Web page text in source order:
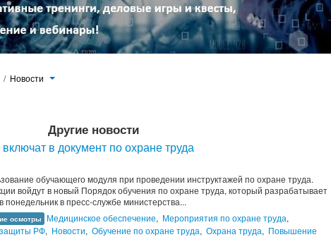
/ Новости
Другие новости
в документ по охране труда
обучающего модуля при проведении инструктажей по охране труда.
войдут в новый Порядок обучения по охране труда, который разрабатывает
в пресс-службе министерства...
осмотры Медицинское обеспечение, Мероприятия по охране труда,
защиты РФ, Новости, Обучение по охране труда, Охрана труда, Повышение